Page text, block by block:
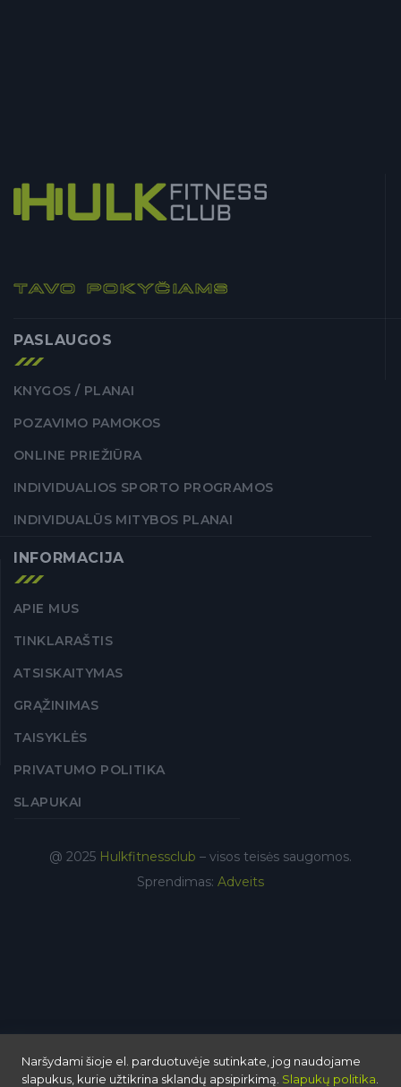
TAVO POKYČIAMS
PASLAUGOS
KNYGOS / PLANAI
POZAVIMO PAMOKOS
ONLINE PRIEŽIŪRA
INDIVIDUALIOS SPORTO PROGRAMOS
INDIVIDUALŪS MITYBOS PLANAI
INFORMACIJA
APIE MUS
TINKLARAŠTIS
ATSISKAITYMAS
GRĄŽINIMAS
TAISYKLĖS
PRIVATUMO POLITIKA
SLAPUKAI
@ 2025 Hulkfitnessclub – visos teisės saugomos.
Sprendimas: Adveits
Naršydami šioje el. parduotuvėje sutinkate, jog naudojame
slapukus, kurie užtikrina sklandų apsipirkimą. Slapukų politika